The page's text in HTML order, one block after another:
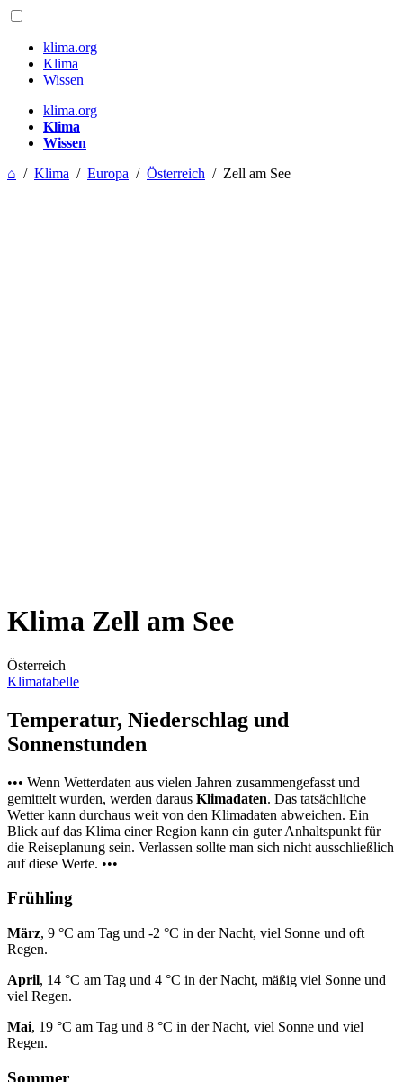
klima.org
Klima
Wissen
klima.org
Klima
Wissen
⌂ / Klima / Europa / Österreich / Zell am See
Klima Zell am See
Österreich
Klimatabelle
Temperatur, Niederschlag und
Sonnenstunden
••• Wenn Wetterdaten aus vielen Jahren zusammengefasst und
gemittelt wurden, werden daraus Klimadaten. Das tatsächliche
Wetter kann durchaus weit von den Klimadaten abweichen. Ein
Blick auf das Klima einer Region kann ein guter Anhaltspunkt für
die Reiseplanung sein. Verlassen sollte man sich nicht ausschließlich
auf diese Werte. •••
Frühling
März, 9 °C am Tag und -2 °C in der Nacht, viel Sonne und oft
Regen.
April, 14 °C am Tag und 4 °C in der Nacht, mäßig viel Sonne und
viel Regen.
Mai, 19 °C am Tag und 8 °C in der Nacht, viel Sonne und viel
Regen.
Sommer